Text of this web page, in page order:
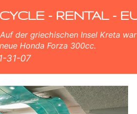
- RENTAL -
der griechischen Insel Kreta
Honda Forza 300cc.
31-07